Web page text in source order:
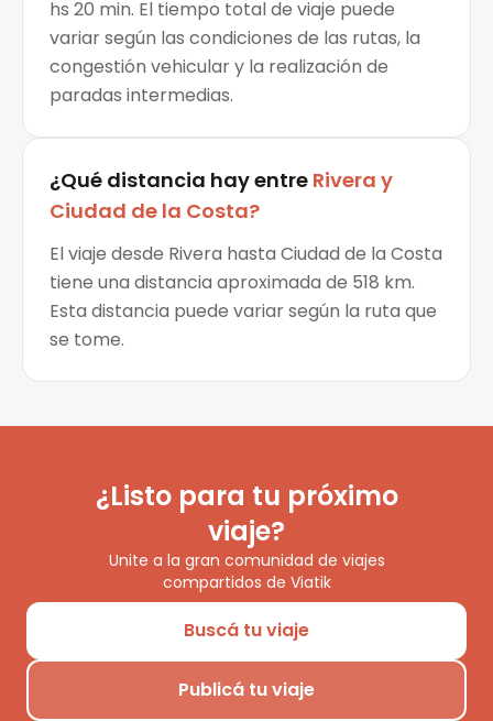
hs 20 min. El tiempo total de viaje puede
variar según las condiciones de las rutas, la
congestión vehicular y la realización de
paradas intermedias.
¿Qué distancia hay entre Rivera y
Ciudad de la Costa?
El viaje desde Rivera hasta Ciudad de la Costa
tiene una distancia aproximada de 518 km.
Esta distancia puede variar según la ruta que
se tome.
¿Listo para tu próximo
viaje?
Unite a la gran comunidad de viajes
compartidos de Viatik
Buscá tu viaje
Publicá tu viaje